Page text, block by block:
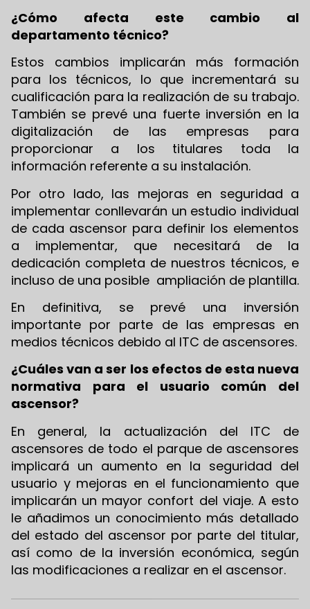
¿Cómo afecta este cambio al
departamento técnico?
Estos cambios implicarán más formación
para los técnicos, lo que incrementará su
cualificación para la realización de su trabajo.
También se prevé una fuerte inversión en la
digitalización de las empresas para
proporcionar a los titulares toda la
información referente a su instalación.
Por otro lado, las mejoras en seguridad a
implementar conllevarán un estudio individual
de cada ascensor para definir los elementos
a implementar, que necesitará de la
dedicación completa de nuestros técnicos, e
incluso de una posible ampliación de plantilla.
En definitiva, se prevé una inversión
importante por parte de las empresas en
medios técnicos debido al ITC de ascensores.
¿Cuáles van a ser los efectos de esta nueva
normativa para el usuario común del
ascensor?
En general, la actualización del ITC de
ascensores de todo el parque de ascensores
implicará un aumento en la seguridad del
usuario y mejoras en el funcionamiento que
implicarán un mayor confort del viaje. A esto
le añadimos un conocimiento más detallado
del estado del ascensor por parte del titular,
así como de la inversión económica, según
las modificaciones a realizar en el ascensor.